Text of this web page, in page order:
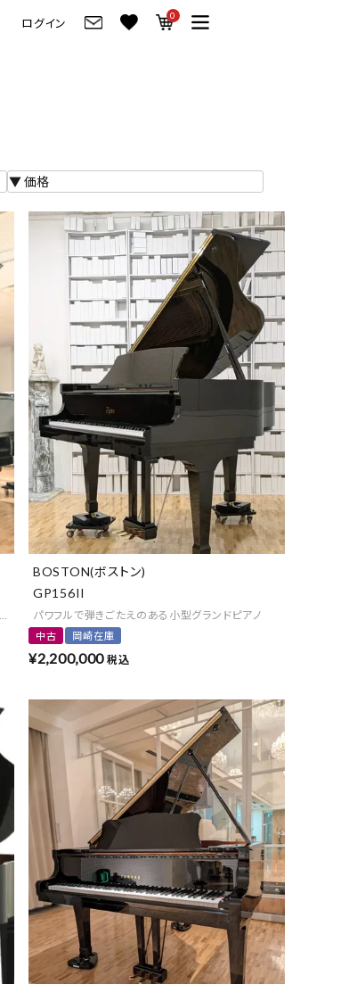
ログイン
0
覧
会社情報
会社概要
採用情報
岡崎トップページ
東京トップページ
ピアノ買取ページ
よくある質問-買取
BOSTON(ボストン)
GP156II
パワフルで弾きごたえのある小型グランドピアノ
中古 岡崎在庫
¥2,200,000 税込